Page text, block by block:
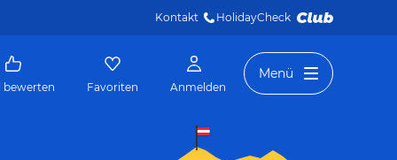
Kontakt HolidayCheck
bewerten Favoriten Anmelden
Menü